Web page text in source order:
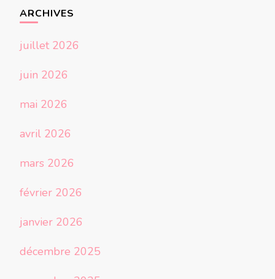
ARCHIVES
juillet 2026
juin 2026
mai 2026
avril 2026
mars 2026
février 2026
janvier 2026
décembre 2025